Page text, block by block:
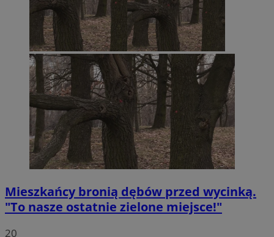
Mieszkańcy bronią dębów przed wycinką.
"To nasze ostatnie zielone miejsce!"
20